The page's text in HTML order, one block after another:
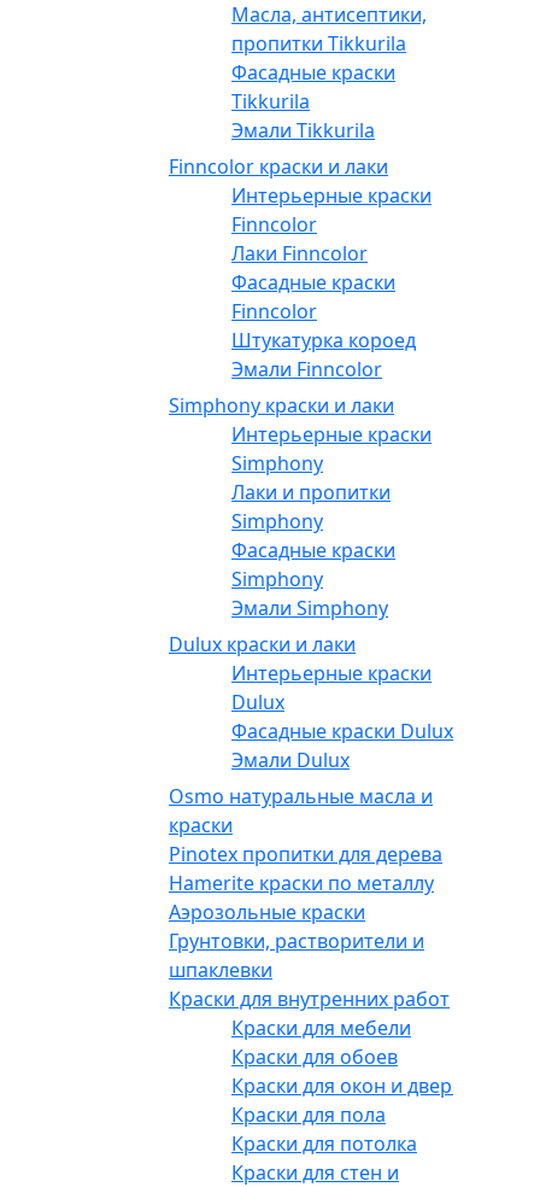
Масла, антисептики,
пропитки Tikkurila
Фасадные краски
Tikkurila
Эмали Tikkurila
Finncolor краски и лаки
Интерьерные краски
Finncolor
Лаки Finncolor
Фасадные краски
Finncolor
Штукатурка короед
Эмали Finncolor
Simphony краски и лаки
Интерьерные краски
Simphony
Лаки и пропитки
Simphony
Фасадные краски
Simphony
Эмали Simphony
Dulux краски и лаки
Интерьерные краски
Dulux
Фасадные краски Dulux
Эмали Dulux
Osmo натуральные масла и
краски
Pinotex пропитки для дерева
Hamerite краски по металлу
Аэрозольные краски
Грунтовки, растворители и
шпаклевки
Краски для внутренних работ
Краски для мебели
Краски для обоев
Краски для окон и дверей
Краски для пола
Краски для потолка
Краски для стен и